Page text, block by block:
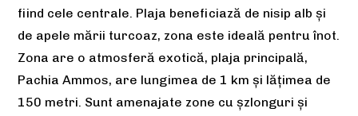
fiind cele centrale. Plaja beneficiază de nisip alb și
de apele mării turcoaz, zona este ideală pentru înot.
Zona are o atmosferă exotică, plaja principală,
Pachia Ammos, are lungimea de 1 km și lățimea de
150 metri. Sunt amenajate zone cu șzlonguri și